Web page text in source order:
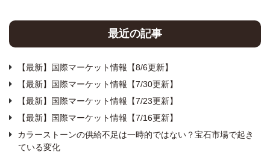
最近の記事
【最新】国際マーケット情報【8/6更新】
【最新】国際マーケット情報【7/30更新】
【最新】国際マーケット情報【7/23更新】
【最新】国際マーケット情報【7/16更新】
カラーストーンの供給不足は一時的ではない？宝石市場で起き
ている変化